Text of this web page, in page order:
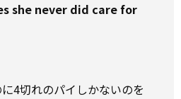
she never did care for
4切れのパイしかないのを